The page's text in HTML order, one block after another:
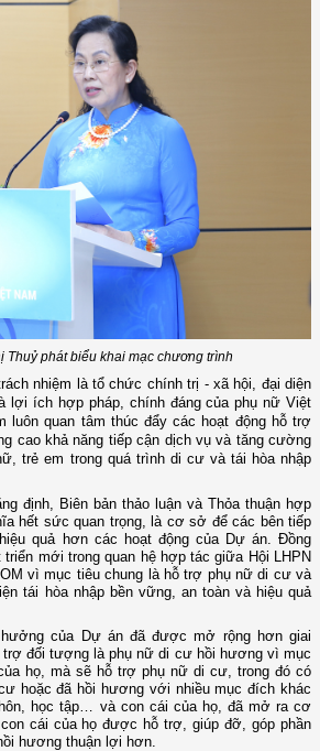
Thuỷ phát biểu khai mạc chương trình
nhiệm là tổ chức chính trị - xã hội, đại diện
lợi ích hợp pháp, chính đáng của phụ nữ Việt
luôn quan tâm thúc đẩy các hoạt động hỗ trợ
cao khả năng tiếp cận dịch vụ và tăng cường
trẻ em trong quá trình di cư và tái hòa nhập
định, Biên bản thảo luận và Thỏa thuận hợp
hết sức quan trọng,là cơ sở để các bên tiếp
quả hơn các hoạt động của Dự án. Đồng
mới trong quan hệ hợp tác giữa Hội LHPN
vì mục tiêu chung là hỗ trợ phụ nữ di cư và
tái hòa nhập bền vững, an toàn và hiệu quả
hưởng của Dự án đã được mở rộng hơn giai
đối tượng là phụ nữ di cư hồi hương vì mục
họ, mà sẽ hỗ trợ phụ nữ di cư, trong đó có
hoặc đã hồi hương với nhiều mục đích khác
học tập… và con cái của họ, đã mở ra cơ
cái của họ được hỗ trợ, giúp đỡ, góp phần
hương thuận lợi hơn.